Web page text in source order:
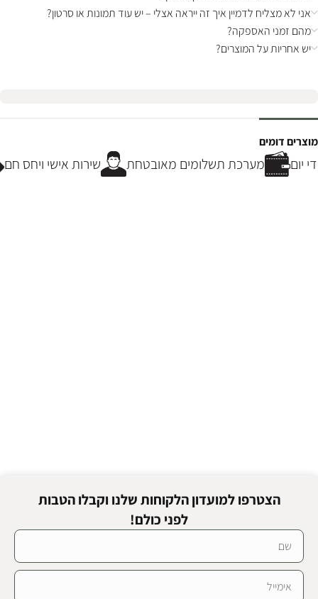
אני לא מצליח לדמיין איך זה ייראה אצלי – יש עוד תמונות או סרטון?
מהם זמני האספקה?
יש אחריות על המוצרים?
מוצרים דומים
שירות אישי ויחס חם מערכת תשלומים מאובטחת יום
הצטרפו למועדון הלקוחות שלנו וקבלו הטבות
לפני כולם!